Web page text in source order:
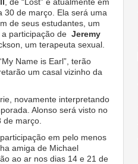
30 de março. Ela será uma
de seus estudantes, um
participação de Jeremy
um terapeuta sexual.
Name is Earl”, terão
um casal vizinho da
novamente interpretando
Alonso será visto no
de março.
participação em pelo menos
amiga de Michael
ao ar nos dias 14 e 21 de